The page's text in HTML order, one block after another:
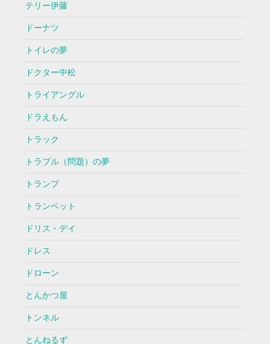
テリー伊藤
ドーナツ
トイレの夢
ドクター中松
トライアングル
ドラえもん
トラック
トラブル（問題）の夢
トランプ
トランペット
ドリス・デイ
ドレス
ドローン
とんかつ屋
トンネル
とんねるず